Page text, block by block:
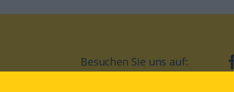
Besuchen Sie uns auf: